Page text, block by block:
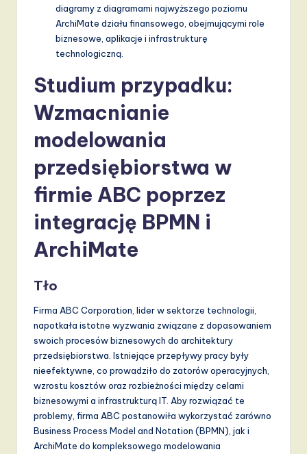
diagramy z diagramami najwyższego poziomu
ArchiMate działu finansowego, obejmującymi role
biznesowe, aplikacje i infrastrukturę
technologiczną.
Studium przypadku:
Wzmacnianie
modelowania
przedsiębiorstwa w
firmie ABC poprzez
integrację BPMN i
ArchiMate
Tło
Firma ABC Corporation, lider w sektorze technologii,
napotkała istotne wyzwania związane z dopasowaniem
swoich procesów biznesowych do architektury
przedsiębiorstwa. Istniejące przepływy pracy były
nieefektywne, co prowadziło do zatorów operacyjnych,
wzrostu kosztów oraz rozbieżności między celami
biznesowymi a infrastrukturą IT. Aby rozwiązać te
problemy, firma ABC postanowiła wykorzystać zarówno
Business Process Model and Notation (BPMN), jak i
ArchiMate do kompleksowego modelowania